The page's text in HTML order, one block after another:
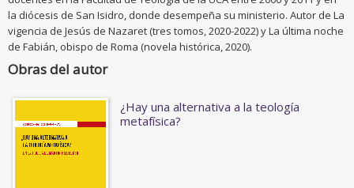
la diócesis de San Isidro, donde desempeña su ministerio. Autor de La
vigencia de Jesús de Nazaret (tres tomos, 2020-2022) y La última noche
de Fabián, obispo de Roma (novela histórica, 2020).
Obras del autor
¿Hay una alternativa a la teología
metafísica?